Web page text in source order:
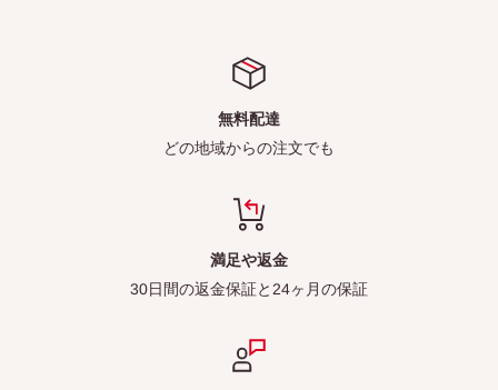
無料配達
どの地域からの注文でも
満足や返金
30日間の返金保証と24ヶ月の保証